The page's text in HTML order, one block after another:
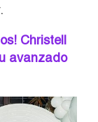
Christell
avanzado